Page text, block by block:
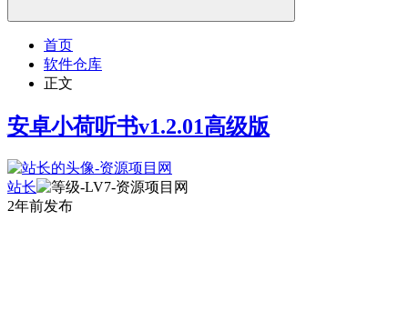
首页
软件仓库
正文
安卓小荷听书v1.2.01高级版
站长
2年前发布